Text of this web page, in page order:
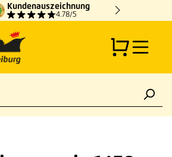
Kundenauszeichnung
4.78/5